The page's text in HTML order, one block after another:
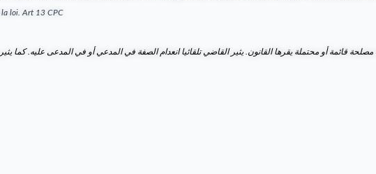
la loi.Art 13 CPC
قائمة أو محتملة يقرها القانون. يثير القاضي تلقائيا انعدام الصفة في المدعي أو في المدعى عليه. كما يثير